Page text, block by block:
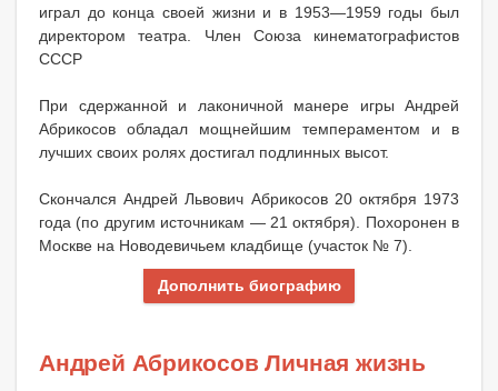
играл до конца своей жизни и в 1953—1959 годы был
директором театра. Член Союза кинематографистов
СССР
При сдержанной и лаконичной манере игры Андрей
Абрикосов обладал мощнейшим темпераментом и в
лучших своих ролях достигал подлинных высот.
Скончался Андрей Львович Абрикосов 20 октября 1973
года (по другим источникам — 21 октября). Похоронен в
Москве на Новодевичьем кладбище (участок № 7).
Дополнить биографию
Андрей Абрикосов Личная жизнь